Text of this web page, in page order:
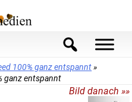
100% ganz entspannt»
ganz entspannt
Bild danach »»